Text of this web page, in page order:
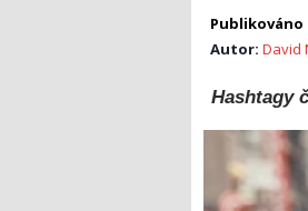
Publikováno
Autor: David
Hashtagy